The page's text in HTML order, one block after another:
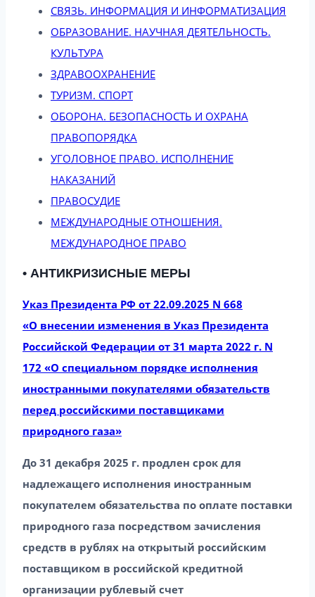
СВЯЗЬ. ИНФОРМАЦИЯ И ИНФОРМАТИЗАЦИЯ
ОБРАЗОВАНИЕ. НАУЧНАЯ ДЕЯТЕЛЬНОСТЬ.
КУЛЬТУРА
ЗДРАВООХРАНЕНИЕ
ТУРИЗМ. СПОРТ
ОБОРОНА. БЕЗОПАСНОСТЬ И ОХРАНА
ПРАВОПОРЯДКА
УГОЛОВНОЕ ПРАВО. ИСПОЛНЕНИЕ
НАКАЗАНИЙ
ПРАВОСУДИЕ
МЕЖДУНАРОДНЫЕ ОТНОШЕНИЯ.
МЕЖДУНАРОДНОЕ ПРАВО
• АНТИКРИЗИСНЫЕ МЕРЫ
Указ Президента РФ от 22.09.2025 N 668
«О внесении изменения в Указ Президента
Российской Федерации от 31 марта 2022 г. N
172 «О специальном порядке исполнения
иностранными покупателями обязательств
перед российскими поставщиками
природного газа»
До 31 декабря 2025 г. продлен срок для
надлежащего исполнения иностранным
покупателем обязательства по оплате поставки
природного газа посредством зачисления
средств в рублях на открытый российским
поставщиком в российской кредитной
организации рублевый счет